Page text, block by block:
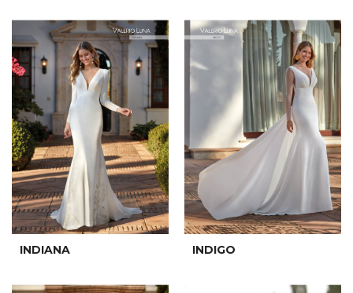
INDIANA INDIGO